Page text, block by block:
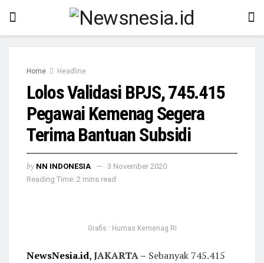
Home Headline
Lolos Validasi BPJS, 745.415
Pegawai Kemenag Segera
Terima Bantuan Subsidi
by NN INDONESIA
3 November 2020
Reading Time: 2 mins read
Grafis : Humas Kemenag RI
NewsNesia.id, JAKARTA – Sebanyak 745.415